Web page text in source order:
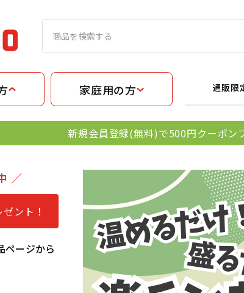
家庭用の方 通販限
新規会員登録(無料)で500円クーポン
／
ント！
ページから